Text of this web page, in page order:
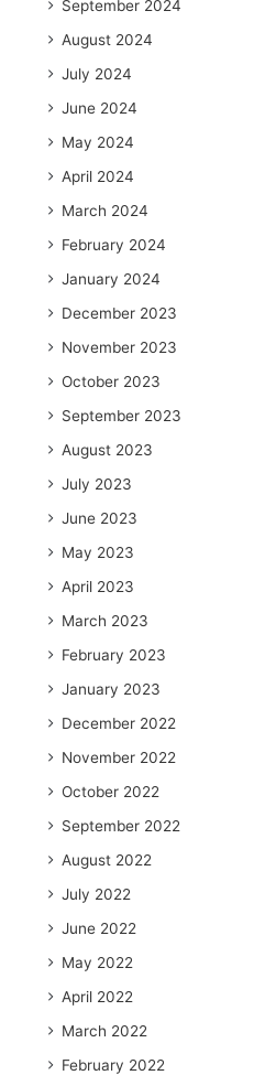
September 2024
August 2024
July 2024
June 2024
May 2024
April 2024
March 2024
February 2024
January 2024
December 2023
November 2023
October 2023
September 2023
August 2023
July 2023
June 2023
May 2023
April 2023
March 2023
February 2023
January 2023
December 2022
November 2022
October 2022
September 2022
August 2022
July 2022
June 2022
May 2022
April 2022
March 2022
February 2022